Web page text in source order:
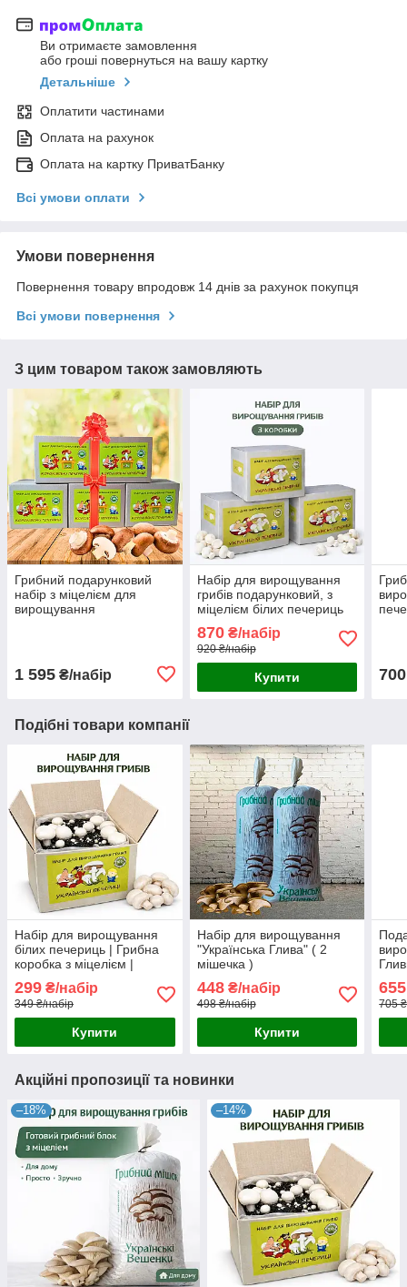
Ви отримаєте замовлення
або гроші повернуться на вашу картку
Детальніше
Оплатити частинами
Оплата на рахунок
Оплата на картку ПриватБанку
Всі умови оплати
Умови повернення
Повернення товару впродовж 14 днів за рахунок покупця
Всі умови повернення
З цим товаром також замовляють
Грибний подарунковий
набір з міцелієм для
вирощування
1 595 ₴/набір
Набір для вирощування
грибів подарунковий, з
міцелієм білих печериць
870₴/набір
920 ₴/набір
Купити 700
Подібні товари компанії
Набір для вирощування
білих печериць | Грибна
коробка з міцелієм |
Готовий комплект
299 ₴/набір
349 ₴/набір
Купити
Набір для вирощування
"Українська Глива" ( 2
мішечка )
448₴/набір
498 ₴/набір
Купити
655
705
Акційні пропозиції та новинки
–18% –14%